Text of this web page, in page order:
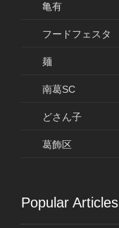
亀有
フードフェスタ
麺
南葛SC
どさん子
葛飾区
Popular Articles